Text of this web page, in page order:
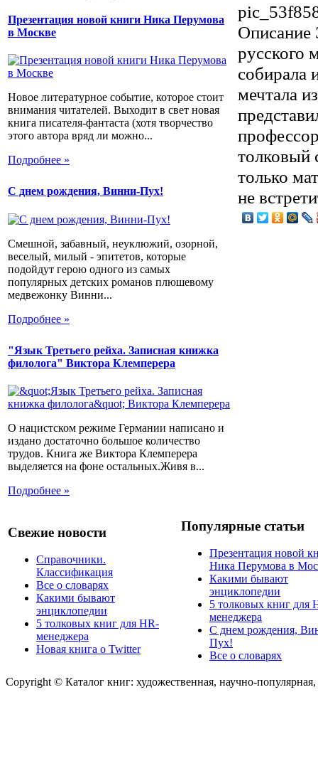
Презентация новой книги Ника Перумова
в Москве
Новое литературное событие, которое стоит
внимания читателей. Выходит в свет новая
книга писателя-фантаста (хотя творчество
этого автора вряд ли можно...
Подробнее »
С днем рождения, Винни-Пух!
Смешной, забавный, неуклюжий, озорной,
веселый, милый - эпитетов, которые
подойдут герою одного из самых
популярных детских романов плюшевому
медвежонку Винни...
Подробнее »
"Язык Третьего рейха. Записная книжка
филолога" Виктора Клемперера
О нацистском режиме Германии написано и
издано достаточно большое количество
трудов. Книга же Виктора Клемперера
выделяется на фоне остальных.Живя в...
Подробнее »
Описание
русского
собирала
мечтала
толковый
только
не
Свежие новости
Справочники.
Классификация
Все о словарях
Какими бывают
энциклопедии
5 толковых книг для HR-
менеджера
Новая книга о Twitter
Популярные статьи
Презентация новой
Ника Перумова в
Какими бывают
энциклопедии
5 толковых книг для
менеджера
С днем рождения,
Пух!
Все о словарях
Copyright © Каталог книг: художественная, научно-